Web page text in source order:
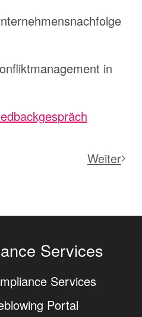
in
Weiter
Services
Services
Portal